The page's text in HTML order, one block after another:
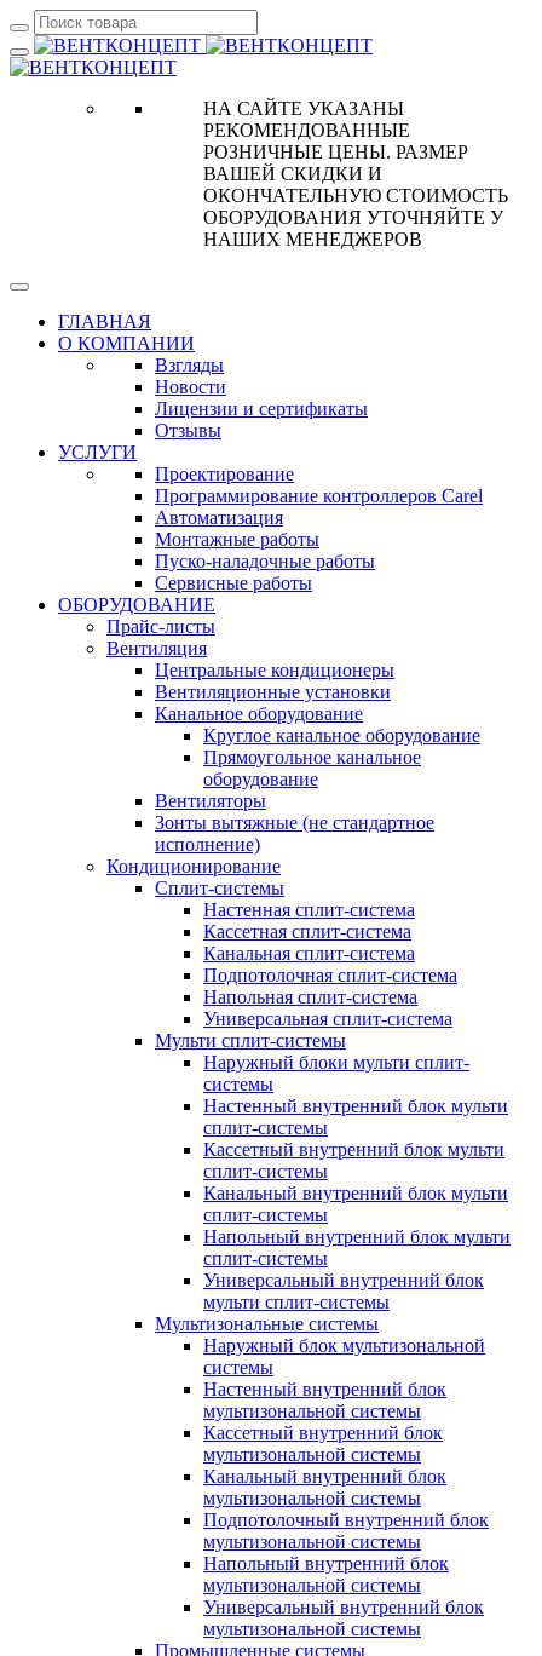
НА САЙТЕ УКАЗАНЫ
РЕКОМЕНДОВАННЫЕ
РОЗНИЧНЫЕ ЦЕНЫ. РАЗМЕР
ВАШЕЙ СКИДКИ И
ОКОНЧАТЕЛЬНУЮ СТОИМОСТЬ
ОБОРУДОВАНИЯ УТОЧНЯЙТЕ У
НАШИХ МЕНЕДЖЕРОВ
ГЛАВНАЯ
О КОМПАНИИ
Взгляды
Новости
Лицензии и сертификаты
Отзывы
УСЛУГИ
Проектирование
Программирование контроллеров Carel
Автоматизация
Монтажные работы
Пуско-наладочные работы
Сервисные работы
ОБОРУДОВАНИЕ
Прайс-листы
Вентиляция
Центральные кондиционеры
Вентиляционные установки
Канальное оборудование
Круглое канальное оборудование
Прямоугольное канальное
оборудование
Вентиляторы
Зонты вытяжные (не стандартное
исполнение)
Кондиционирование
Сплит-системы
Настенная сплит-система
Кассетная сплит-система
Канальная сплит-система
Подпотолочная сплит-система
Напольная сплит-система
Универсальная сплит-система
Мульти сплит-системы
Наружный блоки мульти сплит-
системы
Настенный внутренний блок мульти
сплит-системы
Кассетный внутренний блок мульти
сплит-системы
Канальный внутренний блок мульти
сплит-системы
Напольный внутренний блок мульти
сплит-системы
Универсальный внутренний блок
мульти сплит-системы
Мультизональные системы
Наружный блок мультизональной
системы
Настенный внутренний блок
мультизональной системы
Кассетный внутренний блок
мультизональной системы
Канальный внутренний блок
мультизональной системы
Подпотолочный внутренний блок
мультизональной системы
Напольный внутренний блок
мультизональной системы
Универсальный внутренний блок
мультизональной системы
Промышленные системы